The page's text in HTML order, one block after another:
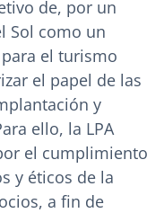
de, por un
Sol como un
el turismo
el papel de las
y
ello, la LPA
el cumplimiento
y éticos de la
a fin de